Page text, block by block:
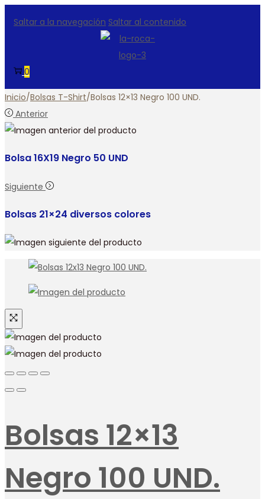
Saltar a la navegación Saltar al contenido
0
Inicio/Bolsas T-Shirt/Bolsas 12×13 Negro 100 UND.
Anterior
Bolsa 16X19 Negro 50 UND
Siguiente
Bolsas 21×24 diversos colores
Bolsas 12×13
Negro 100 UND.